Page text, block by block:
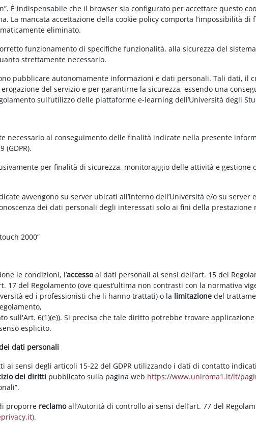
È indispensabile che il browser sia configurato per accettare questo
La mancata accettazione della cookie policy comporta l’impossibilità
eliminato.
funzionamento di specifiche funzionalità, alla sicurezza del
strettamente necessario.
pubblicare autonomamente informazioni e dati personali. Tali dati, il
del servizio e per garantirne la sicurezza, essendo una
sull’utilizzo delle piattaforme e-learning dell’Università degli
al conseguimento delle finalità indicate nella presente
(GDPR).
per finalità di sicurezza, monitoraggio delle attività e gestione
avvengono su server ubicati all’interno dell’Università e/o su
dei dati personali degli interessati solo ai fini della
2000”
le condizioni, l’accessoai dati personali ai sensi dell’art. 15 del
17 del Regolamento (ove quest’ultima non contrasti con la normativa
ed i professionisti che li hanno trattati) o la limitazione del
6(1)(e)). Si precisa che tale diritto potrebbe trovare
esplicito.
dati personali
sensi degli articoli 15-22 del GDPR utilizzando i dati di contatto
dei diritti pubblicato sulla pagina web https://www.uniroma1.it/it/
proporre reclamoall’Autorità di controllo ai sensi dell’art. 77 del